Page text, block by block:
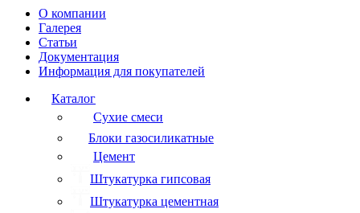
О компании
Галерея
Статьи
Документация
Информация для покупателей
Каталог
Сухие смеси
Блоки газосиликатные
Цемент
Штукатурка гипсовая
Штукатурка цементная